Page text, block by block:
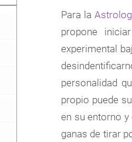
Para la
propone
experimental
personalidad
propio puede
en su entorno
ganas de tirar